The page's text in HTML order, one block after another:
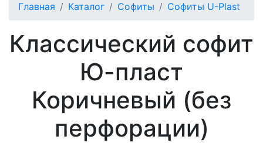
Главная Каталог Софиты Софиты U-Plast
Классический софит
Ю-пласт
Коричневый (без
перфорации)